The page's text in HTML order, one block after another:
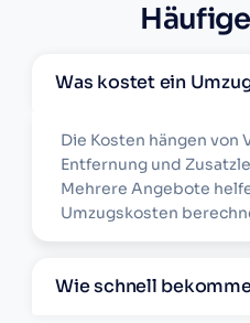
Was kostet ein
Die Kosten hängen von
Entfernung und
Mehrere Angebote
Umzugskosten
Wie schnell